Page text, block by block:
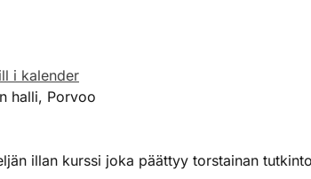
i kalender
halli, Porvoo
illan kurssi joka päättyy torstainan